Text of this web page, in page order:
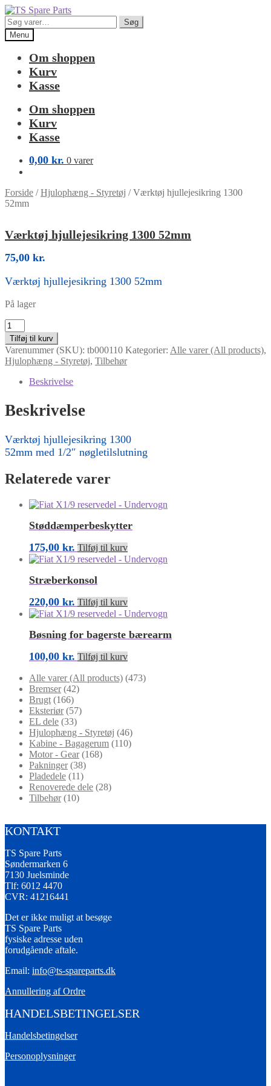
Spring
til
navigation
Spring
til
indhold
Søg
efter:
Søg
Menu
Om shoppen
Kurv
Kasse
Om shoppen
Kurv
Kasse
0,00 kr. 0 varer
Forside /Hjulophæng - Styretøj /Værktøj hjullejesikring 1300
52mm
Værktøj hjullejesikring 1300 52mm
75,00 kr.
Værktøj hjullejesikring 1300 52mm
På lager
Værktøj
hjullejesikring
1300
52mm
antal
Tilføj til kurv
Varenummer (SKU): tb000110 Kategorier: Alle varer (All products),
Hjulophæng - Styretøj, Tilbehør
Beskrivelse
Beskrivelse
Værktøj hjullejesikring 1300
52mm med 1/2″ nøgletilslutning
Relaterede varer
Støddæmperbeskytter
175,00 kr. Tilføj til kurv
Stræberkonsol
220,00 kr. Tilføj til kurv
Bøsning for bagerste bærearm
100,00 kr. Tilføj til kurv
Alle varer (All products) (473)
Bremser (42)
Brugt (166)
Eksteriør (57)
EL dele (33)
Hjulophæng - Styretøj (46)
Kabine - Bagagerum (110)
Motor - Gear (168)
Pakninger (38)
Pladedele (11)
Renoverede dele (28)
Tilbehør (10)
KONTAKT
TS Spare Parts
Søndermarken 6
7130 Juelsminde
Tlf: 6012 4470
CVR: 41216441
Det er ikke muligt at besøge
TS Spare Parts
fysiske adresse uden
forudgående aftale.
Email: info@ts-spareparts.dk
Annullering af Ordre
HANDELSBETINGELSER
Handelsbetingelser
Personoplysninger